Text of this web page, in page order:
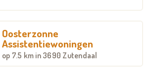
Oosterzonne
Assistentiewoningen
op 7.5 km in 3690 Zutendaal